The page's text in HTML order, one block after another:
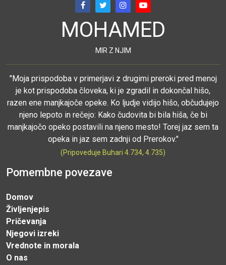
MOHAMED
MIR Z NJIM
"Moja prispodoba v primerjavi z drugimi preroki pred menoj
je kot prispodoba človeka, ki je zgradil in dokončal hišo,
razen ene manjkajoče opeke. Ko ljudje vidijo hišo, občudujejo
njeno lepoto in rečejo: Kako čudovita bi bila hiša, če bi
manjkajočo opeko postavili na njeno mesto! Torej jaz sem ta
opeka in jaz sem zadnji od Prerokov."
(Pripoveduje Buhari 4.734, 4.735)
Pomembne povezave
Domov
Življenjepis
Pričevanja
Njegovi izreki
Vrednote in morala
O nas